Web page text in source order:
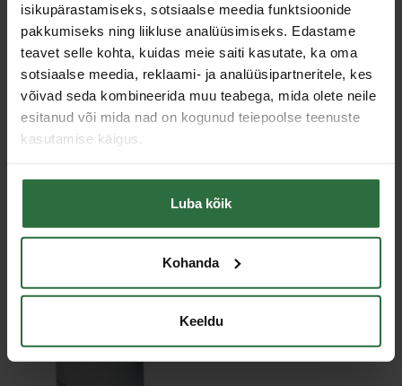
isikupärastamiseks, sotsiaalse meedia funktsioonide
pakkumiseks ning liikluse analüüsimiseks. Edastame
teavet selle kohta, kuidas meie saiti kasutate, ka oma
sotsiaalse meedia, reklaami- ja analüüsipartneritele, kes
võivad seda kombineerida muu teabega, mida olete neile
esitanud või mida nad on kogunud teiepoolse teenuste
kasutamise käigus.
Luba kõik
Kohanda
Keeldu
Otsiku kinnitus
1/4"
Toote tüüp
Adapter
Sarnased tooted